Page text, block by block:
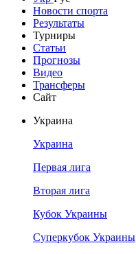
Новости спорта
Результаты
Турниры
Статьи
Прогнозы
Видео
Трансферы
Сайт
Украина
Украина
Первая лига
Вторая лига
Кубок Украины
Суперкубок Украины